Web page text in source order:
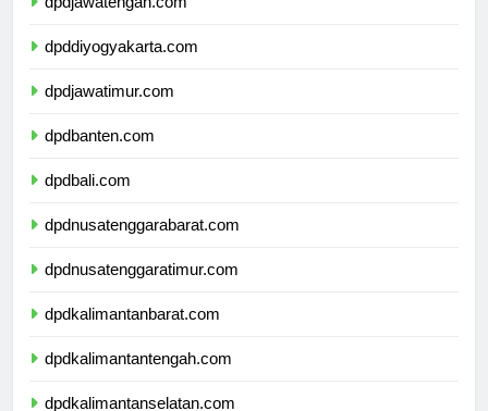
dpddiyogyakarta.com
dpdjawatimur.com
dpdbanten.com
dpdbali.com
dpdnusatenggarabarat.com
dpdnusatenggaratimur.com
dpdkalimantanbarat.com
dpdkalimantantengah.com
dpdkalimantanselatan.com